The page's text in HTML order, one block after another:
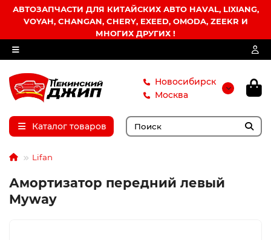
АВТОЗАПЧАСТИ ДЛЯ КИТАЙСКИХ АВТО HAVAL, LIXIANG,
VOYAH, CHANGAN, CHERY, EXEED, OMODA, ZEEKR И
МНОГИХ ДРУГИХ !
Новосибирск
Москва
Каталог товаров
Lifan
Амортизатор передний левый
Myway